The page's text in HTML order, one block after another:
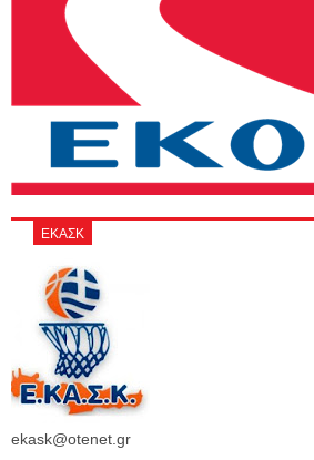
ΕΚΑΣΚ
ekask@otenet.gr